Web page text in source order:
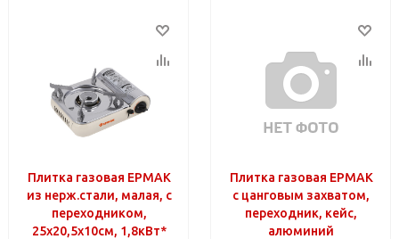
Плитка газовая ЕРМАК
из нерж.стали, малая, с
переходником,
25х20,5х10см, 1,8кВт*
Плитка газовая ЕРМАК
с цанговым захватом,
переходник, кейс,
алюминий